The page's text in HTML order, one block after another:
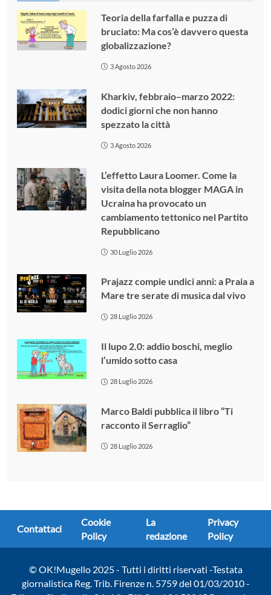
Teoria della farfalla e puzza di
bruciato: Ma cos’è davvero questa
globalizzazione?
3 Agosto 2026
Kharkiv, febbraio–marzo 2022:
dodici giorni che non hanno
spezzato la città
3 Agosto 2026
L’effetto Laura Loomer. Come la
visita della nota blogger MAGA in
Ucraina ha provocato un
cambiamento tettonico nel Partito
Repubblicano
30 Luglio 2026
Prajazz compie undici anni: a Praia a
Mare tre serate di musica dal vivo
28 Luglio 2026
Il lupo 2.0: addio boschi, meglio
l’umido sotto casa
28 Luglio 2026
Marco Baldi pubblica il libro “Ti
racconto il Serraglio”
28 Luglio 2026
Contattaci
Cookie
Policy
La
redazione
Privacy
Policy
© OK!Mugello 2025 - Tutti i diritti riservati -Testata
giornalistica Reg. Trib. Firenze n. 5759 del 01/03/2010 -